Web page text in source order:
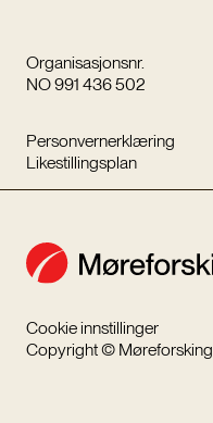
Organisasjonsnr.
NO 991 436 502
Personvernerklæring
Likestillingsplan
Cookie innstillinger
Copyright © Møreforsking